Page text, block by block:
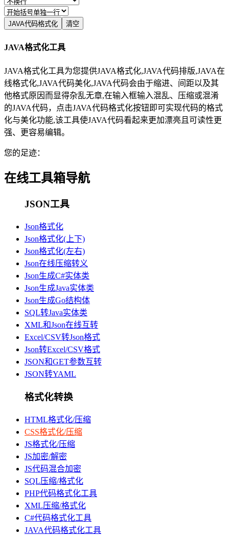
JAVA格式化工具
JAVA格式化工具为您提供JAVA格式化,JAVA代码排版,JAVA在
线格式化,JAVA代码美化,JAVA代码会由于缩进、间距以及其
他格式原因而显得杂乱无章,在输入框输入混乱、压缩或混淆
的JAVA代码，点击JAVA代码格式化按钮即可实现代码的格式
化与美化功能,该工具使JAVA代码看起来更加漂亮且可读性更
强、更容易编辑。
您的足迹：
在线工具箱导航
JSON工具
Json格式化
Json格式化(上下)
Json格式化(左右)
Json在线压缩转义
Json生成C#实体类
Json生成Java实体类
Json生成Go结构体
SQL转Java实体类
XML和Json在线互转
Excel/CSV转Json格式
Json转Excel/CSV格式
JSON和GET参数互转
JSON转YAML
格式化转换
HTML格式化/压缩
CSS格式化/压缩
JS格式化/压缩
JS加密/解密
JS代码混合加密
SQL压缩/格式化
PHP代码格式化工具
XML压缩/格式化
C#代码格式化工具
JAVA代码格式化工具